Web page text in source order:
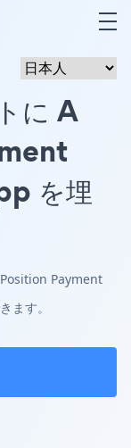
に A
を埋
Payment
ます。